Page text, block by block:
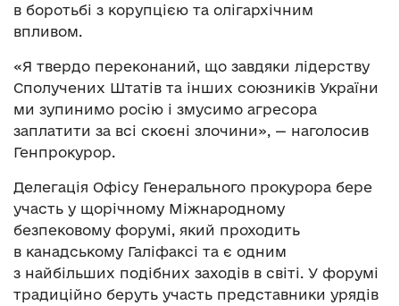
в боротьбі з корупцією та олігархічним
впливом.
«Я твердо переконаний, що завдяки лідерству
Сполучених Штатів та інших союзників України
ми зупинимо росію і змусимо агресора
заплатити за всі скоєні злочини», — наголосив
Генпрокурор.
Делегація Офісу Генерального прокурора бере
участь у щорічному Міжнародному
безпековому форумі, який проходить
в канадському Галіфаксі та є одним
з найбільших подібних заходів в світі. У форумі
традиційно беруть участь представники урядів